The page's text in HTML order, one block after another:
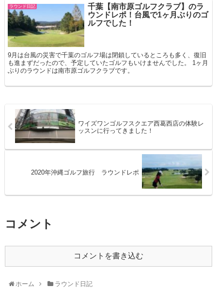
ラウンド日記
千葉【南市原ゴルフクラブ】のラ
ウンドレポ！台風で1ヶ月ぶりのゴ
ルフでした！
9月は台風の災害で千葉のゴルフ場は閉鎖しているところも多く、復旧
も進まずだったので、予定していたゴルフもいけませんでした。 1ヶ月
ぶりのラウンドは南市原ゴルフクラブです。
ワイズワンゴルフスクエア西葛西店の体験レ
ッスンに行ってきました！
2020年沖縄ゴルフ旅行 ラウンドレポ
コメント
コメントを書き込む
ホーム ラウンド日記